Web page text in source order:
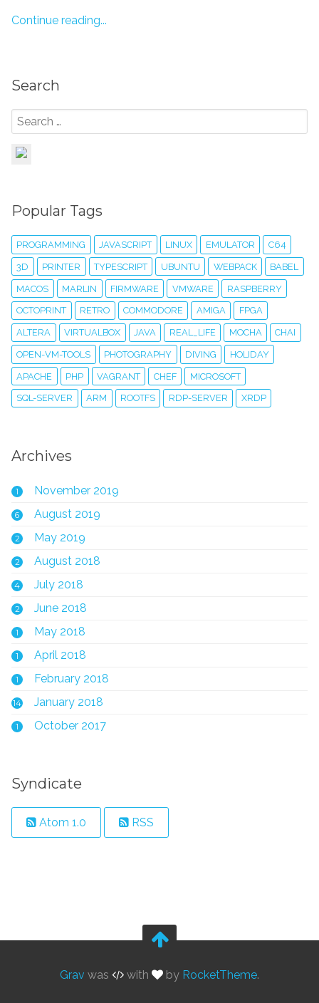
Continue reading...
Search
Popular Tags
PROGRAMMING JAVASCRIPT LINUX EMULATOR C64
3D PRINTER TYPESCRIPT UBUNTU WEBPACK BABEL
MACOS MARLIN FIRMWARE VMWARE RASPBERRY
OCTOPRINT RETRO COMMODORE AMIGA FPGA
ALTERA VIRTUALBOX JAVA REAL_LIFE MOCHA CHAI
OPEN-VM-TOOLS PHOTOGRAPHY DIVING HOLIDAY
APACHE PHP VAGRANT CHEF MICROSOFT
SQL-SERVER ARM ROOTFS RDP-SERVER XRDP
Archives
1 November 2019
6 August 2019
2 May 2019
2 August 2018
4 July 2018
2 June 2018
1 May 2018
1 April 2018
1 February 2018
14 January 2018
1 October 2017
Syndicate
Atom 1.0 RSS
Grav was with by RocketTheme.